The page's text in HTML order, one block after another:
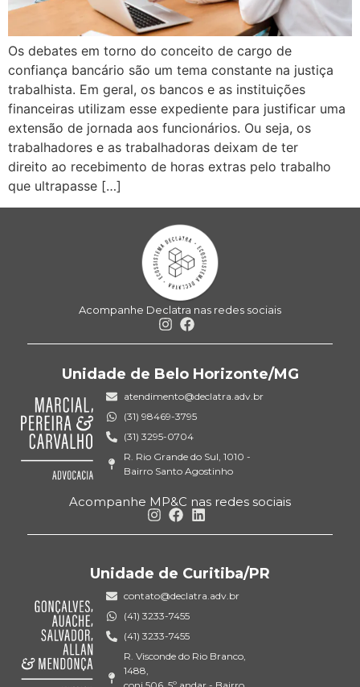
Os debates em torno do conceito de cargo de
confiança bancário são um tema constante na justiça
trabalhista. Em geral, os bancos e as instituições
financeiras utilizam esse expediente para justificar uma
extensão de jornada aos funcionários. Ou seja, os
trabalhadores e as trabalhadoras deixam de ter
direito ao recebimento de horas extras pelo trabalho
que ultrapasse […]
Acompanhe Declatra nas redes sociais
Unidade de Belo Horizonte/MG
atendimento@declatra.adv.br
(31) 98469-3795
(31) 3295-0704
R. Rio Grande do Sul, 1010 -
Bairro Santo Agostinho
Acompanhe MP&C nas redes sociais
Unidade de Curitiba/PR
contato@declatra.adv.br
(41) 3233-7455
(41) 3233-7455
R. Visconde do Rio Branco,
1488,